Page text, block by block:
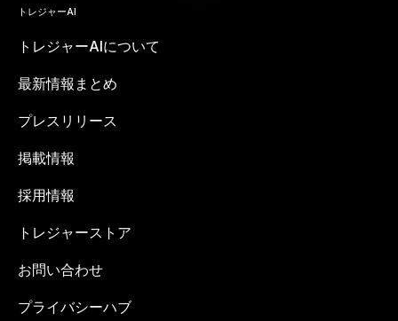
トレジャーAI
トレジャーAIについて
最新情報まとめ
プレスリリース
掲載情報
採用情報
トレジャーストア
お問い合わせ
プライバシーハブ